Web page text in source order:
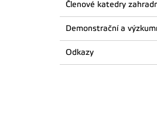
Členové katedry
Demonstrační a
Odkazy